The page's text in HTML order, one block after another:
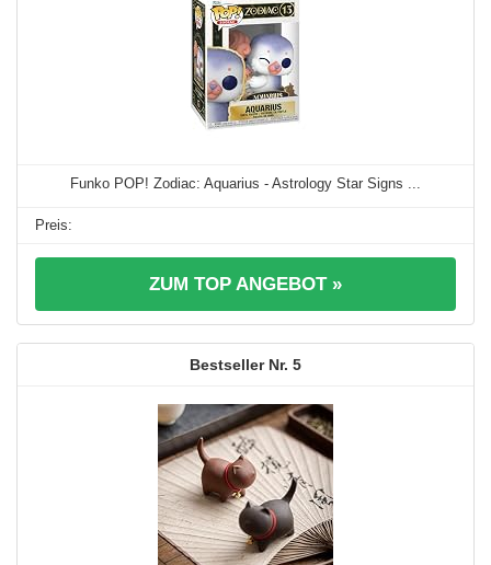
Funko POP! Zodiac: Aquarius - Astrology Star Signs ...
ZUM TOP ANGEBOT »
5